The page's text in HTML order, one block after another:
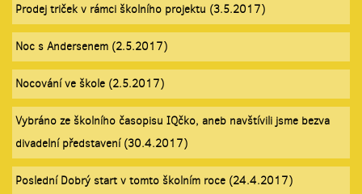
Prodej triček v rámci školního projektu (3.5.2017)
Noc s Andersenem (2.5.2017)
Nocování ve škole (2.5.2017)
Vybráno ze školního časopisu IQčko, aneb navštívili jsme bezva
divadelní představení (30.4.2017)
Poslední Dobrý start v tomto školním roce (24.4.2017)